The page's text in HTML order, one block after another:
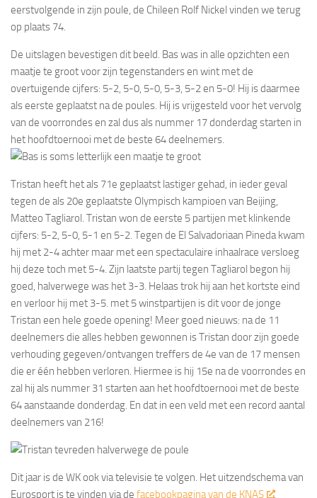
eerstvolgende in zijn poule, de Chileen Rolf Nickel vinden we terug
op plaats 74.
De uitslagen bevestigen dit beeld. Bas was in alle opzichten een
maatje te groot voor zijn tegenstanders en wint met de
overtuigende cijfers: 5-2, 5-0, 5-0, 5-3, 5-2 en 5-0! Hij is daarmee
als eerste geplaatst na de poules. Hij is vrijgesteld voor het vervolg
van de voorrondes en zal dus als nummer 17 donderdag starten in
het hoofdtoernooi met de beste 64 deelnemers.
Tristan heeft het als 71e geplaatst lastiger gehad, in ieder geval
tegen de als 20e geplaatste Olympisch kampioen van Beijing,
Matteo Tagliarol. Tristan won de eerste 5 partijen met klinkende
cijfers: 5-2, 5-0, 5-1 en 5-2. Tegen de El Salvadoriaan Pineda kwam
hij met 2-4 achter maar met een spectaculaire inhaalrace versloeg
hij deze toch met 5-4. Zijn laatste partij tegen Tagliarol begon hij
goed, halverwege was het 3-3. Helaas trok hij aan het kortste eind
en verloor hij met 3-5. met 5 winstpartijen is dit voor de jonge
Tristan een hele goede opening! Meer goed nieuws: na de 11
deelnemers die alles hebben gewonnen is Tristan door zijn goede
verhouding gegeven/ontvangen treffers de 4e van de 17 mensen
die er één hebben verloren. Hiermee is hij 15e na de voorrondes en
zal hij als nummer 31 starten aan het hoofdtoernooi met de beste
64 aanstaande donderdag. En dat in een veld met een record aantal
deelnemers van 216!
Dit jaar is de WK ook via televisie te volgen. Het uitzendschema van
Eurosport is te vinden via de facebookpagina van de KNAS .